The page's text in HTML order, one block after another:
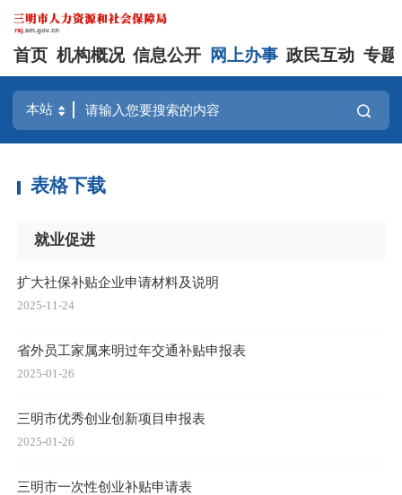
首页 机构概况 信息公开 网上办事 政民互动 专题
表格下载
就业促进
扩大社保补贴企业申请材料及说明
2025-11-24
省外员工家属来明过年交通补贴申报表
2025-01-26
三明市优秀创业创新项目申报表
2025-01-26
三明市一次性创业补贴申请表